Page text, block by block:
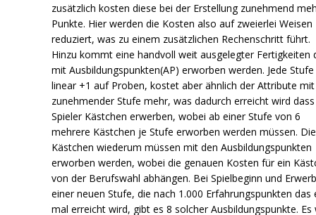
zusätzlich kosten diese bei der Erstellung zunehmend
Punkte. Hier werden die Kosten also auf zweierlei Weisen
reduziert, was zu einem zusätzlichen Rechenschritt führt.
Hinzu kommt eine handvoll weit ausgelegter Fertigkeiten
mit Ausbildungspunkten(AP) erworben werden. Jede
linear +1 auf Proben, kostet aber ähnlich der Attribute mit
zunehmender Stufe mehr, was dadurch erreicht wird
Spieler Kästchen erwerben, wobei ab einer Stufe von 6
mehrere Kästchen je Stufe erworben werden müssen. Die
Kästchen wiederum müssen mit den Ausbildungspunkten
erworben werden, wobei die genauen Kosten für ein
von der Berufswahl abhängen. Bei Spielbeginn und
einer neuen Stufe, die nach 1.000 Erfahrungspunkten das
mal erreicht wird, gibt es 8 solcher Ausbildungspunkte. Es